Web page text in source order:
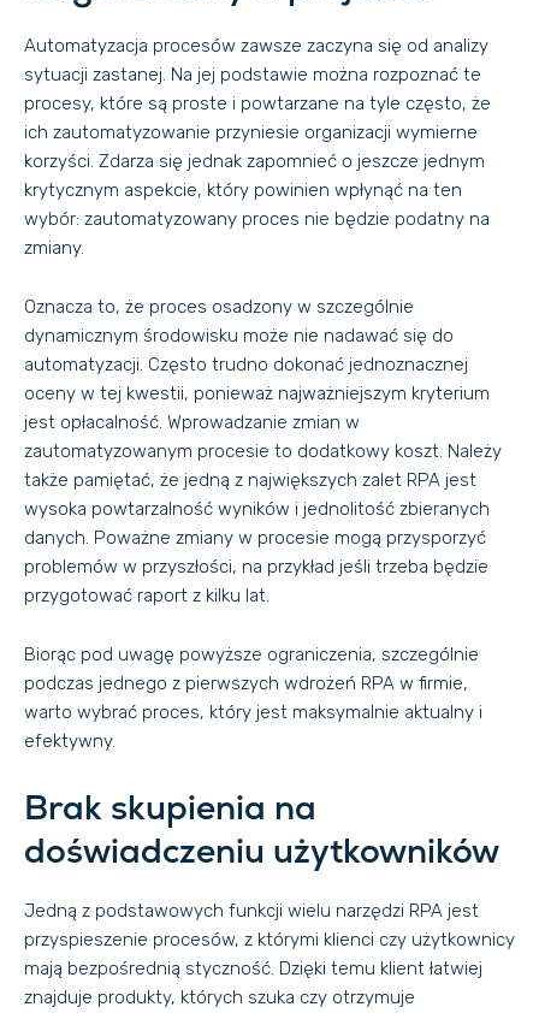
Automatyzacja procesów zawsze zaczyna się od analizy
sytuacji zastanej. Na jej podstawie można rozpoznać te
procesy, które są proste i powtarzane na tyle często, że
ich zautomatyzowanie przyniesie organizacji wymierne
korzyści. Zdarza się jednak zapomnieć o jeszcze jednym
krytycznym aspekcie, który powinien wpłynąć na ten
wybór: zautomatyzowany proces nie będzie podatny na
zmiany.
Oznacza to, że proces osadzony w szczególnie
dynamicznym środowisku może nie nadawać się do
automatyzacji. Często trudno dokonać jednoznacznej
oceny w tej kwestii, ponieważ najważniejszym kryterium
jest opłacalność. Wprowadzanie zmian w
zautomatyzowanym procesie to dodatkowy koszt. Należy
także pamiętać, że jedną z największych zalet RPA jest
wysoka powtarzalność wyników i jednolitość zbieranych
danych. Poważne zmiany w procesie mogą przysporzyć
problemów w przyszłości, na przykład jeśli trzeba będzie
przygotować raport z kilku lat.
Biorąc pod uwagę powyższe ograniczenia, szczególnie
podczas jednego z pierwszych wdrożeń RPA w firmie,
warto wybrać proces, który jest maksymalnie aktualny i
efektywny.
Brak skupienia na
doświadczeniu użytkowników
Jedną z podstawowych funkcji wielu narzędzi RPA jest
przyspieszenie procesów, z którymi klienci czy użytkownicy
mają bezpośrednią styczność. Dzięki temu klient łatwiej
znajduje produkty, których szuka czy otrzymuje